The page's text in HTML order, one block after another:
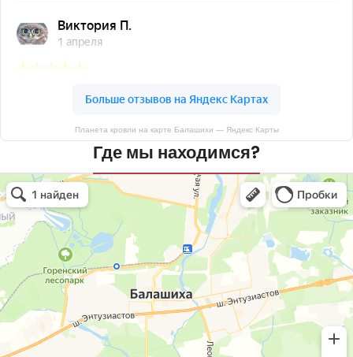
Планета кровли на карте Балашихи — Яндекс Карты
Где мы находимся?
Планета кровли
Кровля и кровельные материалы в Балашихе
Окна в Балашихе